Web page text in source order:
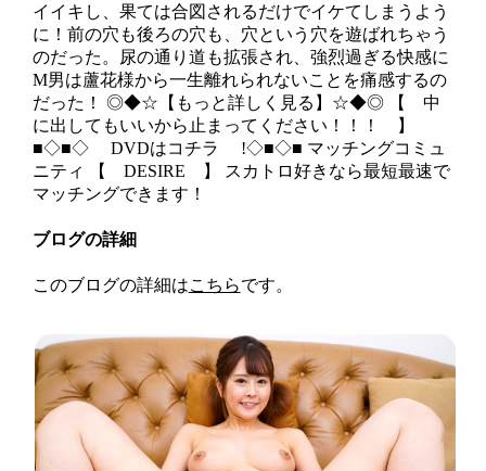
イイキし、果ては合図されるだけでイケてしまうよう
に！前の穴も後ろの穴も、穴という穴を遊ばれちゃう
のだった。尿の通り道も拡張され、強烈過ぎる快感に
M男は蘆花様から一生離れられないことを痛感するの
だった！ ◎◆☆【もっと詳しく見る】☆◆◎ 【 中
に出してもいいから止まってください！！！ 】
■◇■◇ DVDはコチラ !◇■◇■ マッチングコミュ
ニティ 【 DESIRE 】 スカトロ好きなら最短最速で
マッチングできます！
ブログの詳細
このブログの詳細はこちらです。